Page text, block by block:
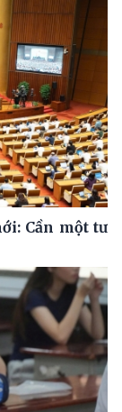
Cần một tư